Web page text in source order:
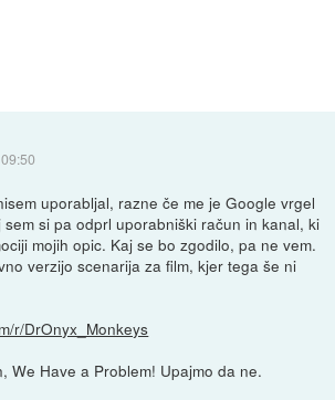
uporabljal, razne če me je Google vrgel
si pa odprl uporabniški račun in kanal, ki
mojih opic. Kaj se bo zgodilo, pa ne vem.
verzijo scenarija za film, kjer tega še ni
r/DrOnyx_Monkeys
We Have a Problem! Upajmo da ne.